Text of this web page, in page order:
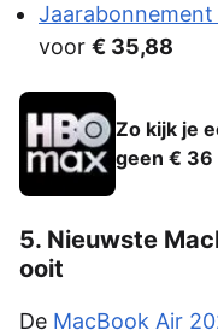
Jaarabonnement
voor € 35,88
Zo kijk je
geen € 36
5. Nieuwste
ooit
De MacBook Air